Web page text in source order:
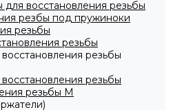
восстановления резьбы
резбы под пружиноки
резьбы
резьбы
резьбы
резьбы
резьбы M